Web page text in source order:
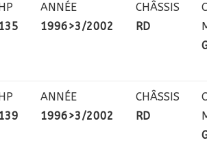
HP
ANNÉE
1996>3/2002
CHÂSSIS
RD
HP
ANNÉE
1996>3/2002
CHÂSSIS
RD